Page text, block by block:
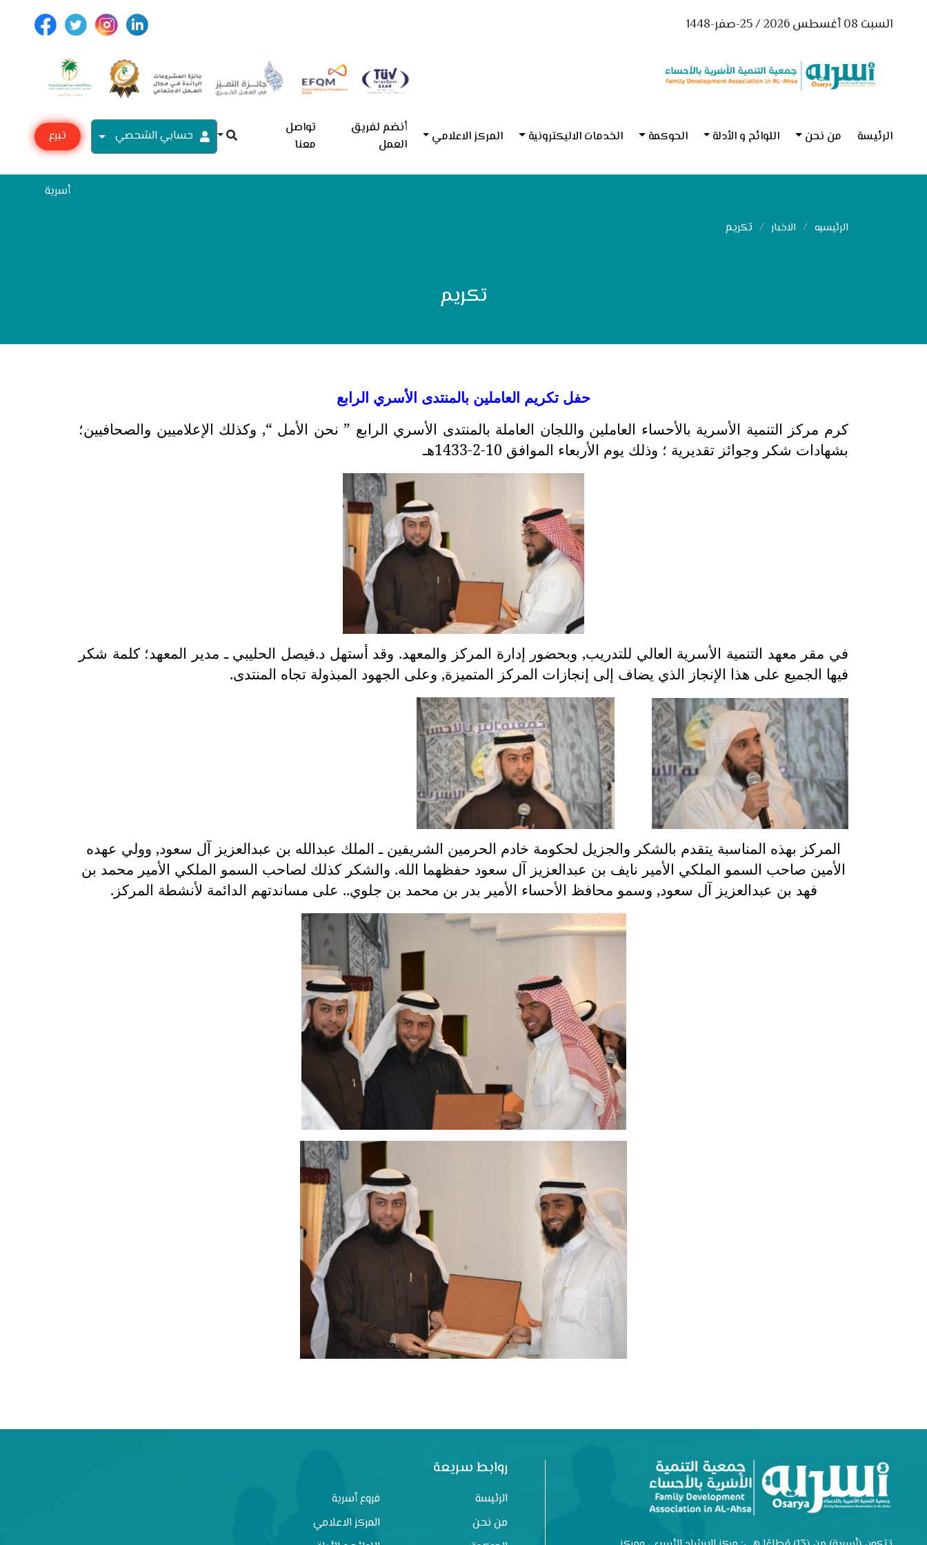
السبت 08 أغسطس 2026 / 25-صفر-1448
الرئيسة من نحن اللوائح و الأدلة الحوكمة الخدمات الاليكترونية المركز الاعلامي
أنضم لفريق
العمل
تواصل
معنا
حسابي الشحصي
تبرع
أسرية
الرئيسيه الاخبار تكريم
تكريم
حفل تكريم العاملين بالمنتدى الأسري الرابع
كرم مركز التنمية الأسرية بالأحساء العاملين واللجان العاملة بالمنتدى الأسري الرابع ” نحن الأمل “, وكذلك الإعلاميين والصحافيين؛
بشهادات شكر وجوائز تقديرية ؛ وذلك يوم الأربعاء الموافق 10-2-1433هـ
في مقر معهد التنمية الأسرية العالي للتدريب, وبحضور إدارة المركز والمعهد. وقد أستهل د.فيصل الحليبي ـ مدير المعهد؛ كلمة شكر
فيها الجميع على هذا الإنجاز الذي يضاف إلى إنجازات المركز المتميزة, وعلى الجهود المبذولة تجاه المنتدى.
المركز بهذه المناسبة يتقدم بالشكر والجزيل لحكومة خادم الحرمين الشريفين ـ الملك عبدالله بن عبدالعزيز آل سعود, وولي عهده
الأمين صاحب السمو الملكي الأمير نايف بن عبدالعزيز آل سعود حفظهما الله. والشكر كذلك لصاحب السمو الملكي الأمير محمد بن
فهد بن عبدالعزيز آل سعود, وسمو محافظ الأحساء الأمير بدر بن محمد بن جلوي.. على مساندتهم الدائمة لأنشطة المركز.
روابط سريعة
الرئيسة
فروع أسرية
من نحن
المركز الاعلامي